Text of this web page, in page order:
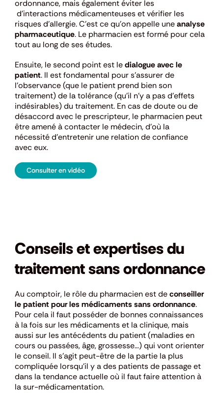
ordonnance, mais également éviter les
d’interactions médicamenteuses et vérifier les
risques d’allergie. C’est ce qu’on appelle uneanalyse
pharmaceutique. Le pharmacien est formé pour cela
tout au long de ses études.
Ensuite, le second point est ledialogue avec le
patient. Il est fondamental pour s’assurer de
l’observance (que le patient prend bien son
traitement) de la tolérance (qu’il n’y a pas d’effets
indésirables) du traitement. En cas de doute ou de
désaccord avec le prescripteur, le pharmacien peut
être amené à contacter le médecin, d’où la
nécessité d’entretenir une relation de confiance
avec eux.
Consulter en vidéo
Conseils et expertises du
traitement sans ordonnance
Au comptoir, le rôle du pharmacien est deconseiller
le patient pour les médicaments sans ordonnance.
Pour cela il faut posséder de bonnes connaissances
à la fois sur les médicaments et la clinique, mais
aussi sur les antécédents du patient (maladies en
cours ou passées, âge, grossesse…) qui vont orienter
le conseil. Il s’agit peut-être de la partie la plus
compliquée lorsqu’il y a des patients de passage et
dans la tendance actuelle où il faut faire attention à
la sur-médicamentation.